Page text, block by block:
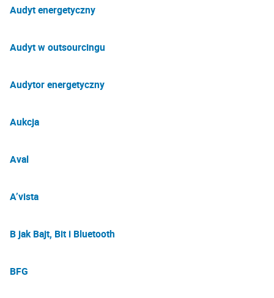
Audyt energetyczny
Audyt w outsourcingu
Audytor energetyczny
Aukcja
Aval
A’vista
B jak Bajt, Bit i Bluetooth
BFG